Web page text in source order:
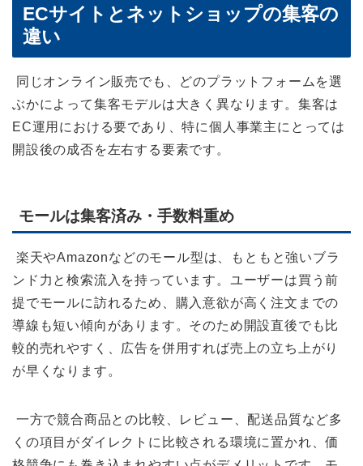
ECサイトとネットショップの集客の
違い
同じオンライン販売でも、どのプラットフォームを選
ぶかによって集客モデルは大きく異なります。集客は
EC運用における要であり、特に個人事業主にとっては
開設後の成否を左右する要素です。
モールは集客済み・手数料重め
楽天やAmazonなどのモール型は、もともと強いブラ
ンド力と検索流入を持っています。ユーザーは買う前
提でモールに訪れるため、購入意欲が高く注文までの
導線も短い傾向があります。そのため開設直後でも比
較的売れやすく、広告を併用すれば売上の立ち上がり
が早くなります。
一方で競合商品との比較、レビュー、配送品質など多
くの項目がダイレクトに比較される環境に置かれ、価